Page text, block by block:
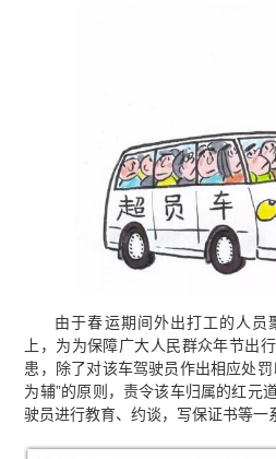
由于春运期间外出打工的人员
上，为为保障广大人民群众年节出
患，除了对该车驾驶员作出相应处
为辅”的原则，责令该车归属的红元
驶员进行教育、约谈，写保证书等一